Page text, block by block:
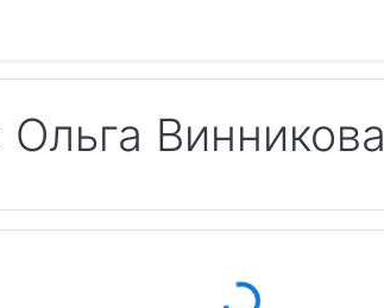
Винникова
Loading...